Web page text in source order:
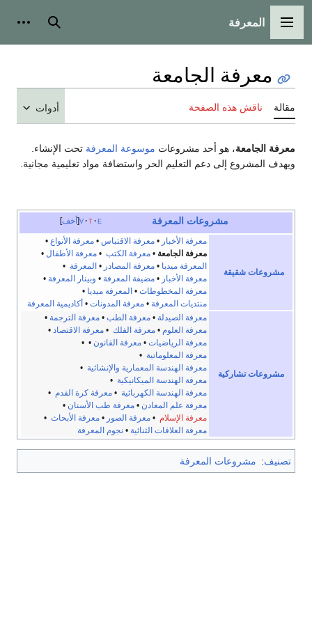
القائمة الرئيسية
المعرفة بحث
معرفة الجامعة
مقالة ناقش هذه الصفحة أدوات
معرفة الجامعة، هو أحد مشروعات موسوعة المعرفة تحت الإنشاء.
ويهدف المشروع إلى دعم التعليم الحر واستضافة مواد تعليمية مجانية.
أخف v t e مشروعات المعرفة
مشروعات شقيقة
معرفة الأخبار •معرفة الاقتباس •معرفة الأنواع •
معرفة الجامعة •معرفة الكتب •معرفة الأطفال •
المعرفة ميديا •معرفة المصادر • المعرفة •
معرفة الأخبار •مضيفة المعرفة • وبينار المعرفة •
معرفة المخطوطات • المعرفة ميديا •
منتديات المعرفة •معرفة المدونات • أكاديمية المعرفة
مشروعات تشاركية
معرفة الصيدلة •معرفة الطب •معرفة الترجمة •
معرفة العلوم •معرفة الفلك •معرفة الاقتصاد •
معرفة الرياضيات •معرفة القانون • •
معرفة المعلوماتية •
معرفة الهندسة المعمارية والإنشائية •
معرفة الهندسة الميكانيكية •
معرفة الهندسة الكهربائية •معرفة كرة القدم •
معرفة علم المعادن •معرفة طب الأسنان •
معرفة الإسلام •معرفة الصور •معرفة الأبحاث •
معرفة العلاقات الثنائية •نجوم المعرفة
تصنيف: مشروعات المعرفة